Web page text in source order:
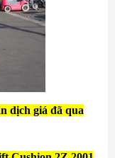
dịch giá đã qua